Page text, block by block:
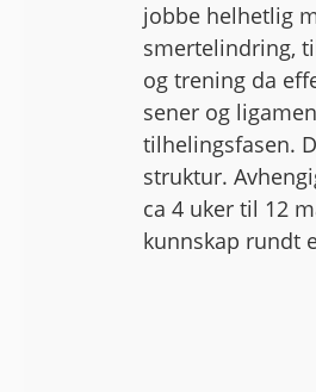
jobbe helhetlig
smertelindring,
og trening da
sener og
tilhelingsfasen.
struktur.
ca 4 uker til 12
kunnskap rundt